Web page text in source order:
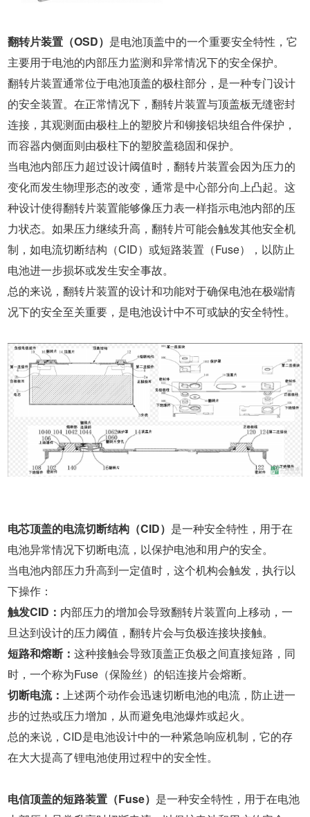
翻转片装置（OSD） 是电池顶盖中的一个重要安全特性，它
主要用于电池的内部压力监测和异常情况下的安全保护。
翻转片装置通常位于电池顶盖的极柱部分，是一种专门设计
的安全装置。在正常情况下，翻转片装置与顶盖板无缝密封
连接，其观测面由极柱上的塑胶片和铆接铝块组合件保护，
而容器内侧面则由极柱下的塑胶盖稳固和保护。
当电池内部压力超过设计阈值时，翻转片装置会因为压力的
变化而发生物理形态的改变，通常是中心部分向上凸起。这
种设计使得翻转片装置能够像压力表一样指示电池内部的压
力状态。如果压力继续升高，翻转片可能会触发其他安全机
制，如电流切断结构（CID）或短路装置（Fuse），以防止
电池进一步损坏或发生安全事故。
总的来说，翻转片装置的设计和功能对于确保电池在极端情
况下的安全至关重要，是电池设计中不可或缺的安全特性。
电芯顶盖的电流切断结构（CID） 是一种安全特性，用于在
电池异常情况下切断电流，以保护电池和用户的安全。
当电池内部压力升高到一定值时，这个机构会触发，执行以
下操作：
触发CID： 内部压力的增加会导致翻转片装置向上移动，一
旦达到设计的压力阈值，翻转片会与负极连接块接触。
短路和熔断：这种接触会导致顶盖正负极之间直接短路，同
时，一个称为Fuse（保险丝）的铝连接片会熔断。
切断电流：上述两个动作会迅速切断电池的电流，防止进一
步的过热或压力增加，从而避免电池爆炸或起火。
总的来说，CID是电池设计中的一种紧急响应机制，它的存
在大大提高了锂电池使用过程中的安全性。
电信顶盖的短路装置（Fuse） 是一种安全特性，用于在电池